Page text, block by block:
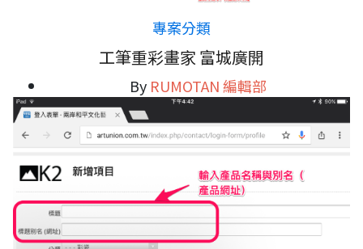
專案分類
工筆重彩畫家 富城廣開
By RUMOTAN 編輯部